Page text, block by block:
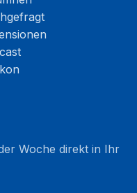
Woche direkt in Ihr